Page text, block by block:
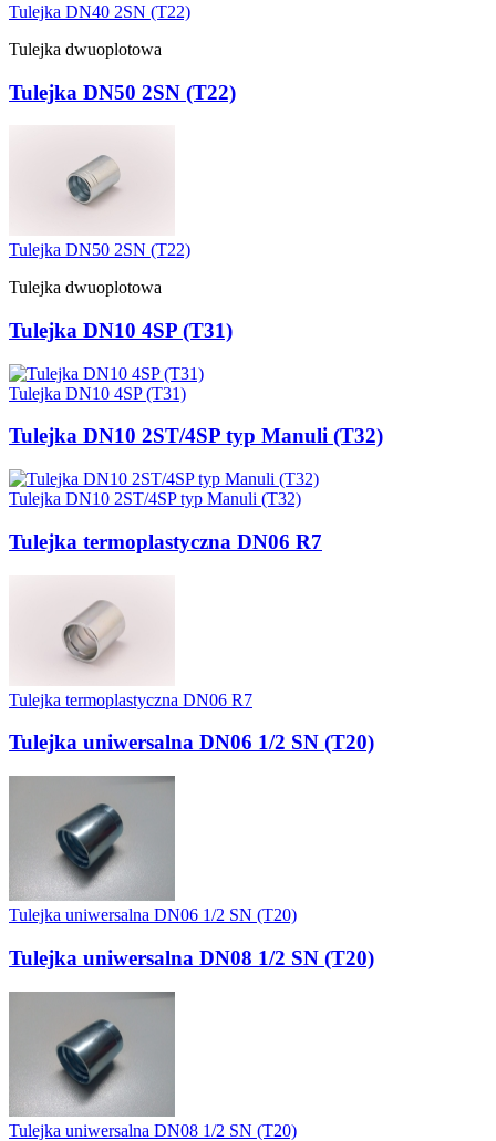
Tulejka DN40 2SN (T22)
Tulejka dwuoplotowa
Tulejka DN50 2SN (T22)
Tulejka DN50 2SN (T22)
Tulejka dwuoplotowa
Tulejka DN10 4SP (T31)
Tulejka DN10 4SP (T31)
Tulejka DN10 2ST/4SP typ Manuli (T32)
Tulejka DN10 2ST/4SP typ Manuli (T32)
Tulejka termoplastyczna DN06 R7
Tulejka termoplastyczna DN06 R7
Tulejka uniwersalna DN06 1/2 SN (T20)
Tulejka uniwersalna DN06 1/2 SN (T20)
Tulejka uniwersalna DN08 1/2 SN (T20)
Tulejka uniwersalna DN08 1/2 SN (T20)